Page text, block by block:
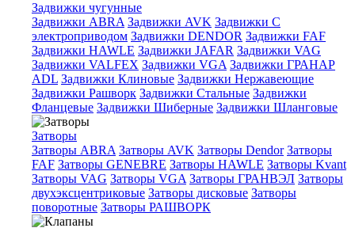
Задвижки чугунные
Задвижки ABRA Задвижки AVK Задвижки C
электроприводом Задвижки DENDOR Задвижки FAF
Задвижки HAWLE Задвижки JAFAR Задвижки VAG
Задвижки VALFEX Задвижки VGA Задвижки ГРАНАР
ADL Задвижки Клиновые Задвижки Нержавеющие
Задвижки Рашворк Задвижки Стальные Задвижки
Фланцевые Задвижки Шиберные Задвижки Шланговые
Затворы
Затворы ABRA Затворы AVK Затворы Dendor Затворы
FAF Затворы GENEBRE Затворы HAWLE Затворы Kvant
Затворы VAG Затворы VGA Затворы ГРАНВЭЛ Затворы
двухэксцентриковые Затворы дисковые Затворы
поворотные Затворы РАШВОРК